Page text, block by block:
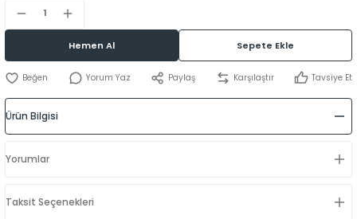
Hemen Al Sepete Ekle
Yorum Yaz Paylaş Karşılaştır Tavsiye Et
Ürün Bilgisi
Yorumlar
Taksit Seçenekleri